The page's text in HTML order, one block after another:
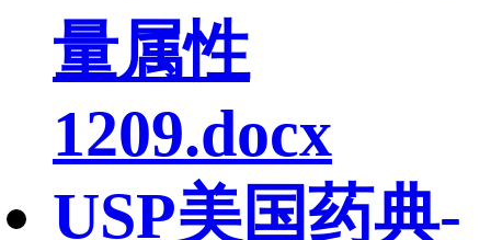
量属性
1209.docx
USP美国药典-